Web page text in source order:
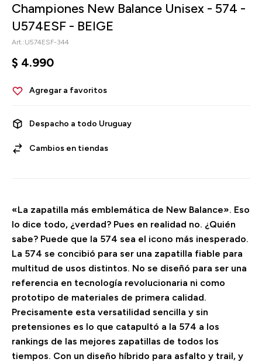
Championes New Balance Unisex - 574 -
U574ESF - BEIGE
U574ESF-344
$ 4.990
Despacho a todo Uruguay
Cambios en tiendas
«La zapatilla más emblemática de New Balance». Eso
lo dice todo, ¿verdad? Pues en realidad no. ¿Quién
sabe? Puede que la 574 sea el icono más inesperado.
La 574 se concibió para ser una zapatilla fiable para
multitud de usos distintos. No se diseñó para ser una
referencia en tecnología revolucionaria ni como
prototipo de materiales de primera calidad.
Precisamente esta versatilidad sencilla y sin
pretensiones es lo que catapultó a la 574 a los
rankings de las mejores zapatillas de todos los
tiempos. Con un diseño híbrido para asfalto y trail, y